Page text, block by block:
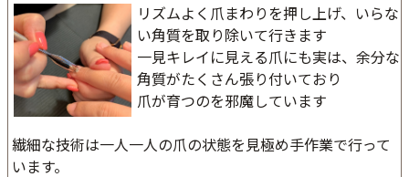
リズムよく爪まわりを押し上げ、いらな
い角質を取り除いて行きます
一見キレイに見える爪にも実は、余分な
角質がたくさん張り付いており
爪が育つのを邪魔しています
繊細な技術は一人一人の爪の状態を見極め手作業で行って
います。